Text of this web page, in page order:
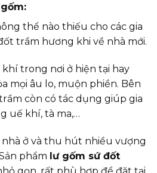
thể nào thiếu cho các gia
trầm hương khi về nhà mới.
trong nơi ở hiện tại hay
mọi âu lo, muộn phiền. Bên
còn có tác dụng giúp gia
uế khí, tà ma,…
nhà ở và thu hút nhiều vượng
phẩm lư gốm sứ đốt
gọn, rất phù hợp để đặt tại